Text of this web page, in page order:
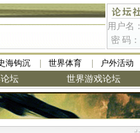
用户名：
密 码：
海钩沉 世界体育 户外活动
坛 世界游戏论坛